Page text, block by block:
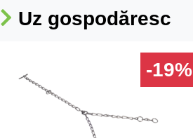
Uz gospodăresc
-19%